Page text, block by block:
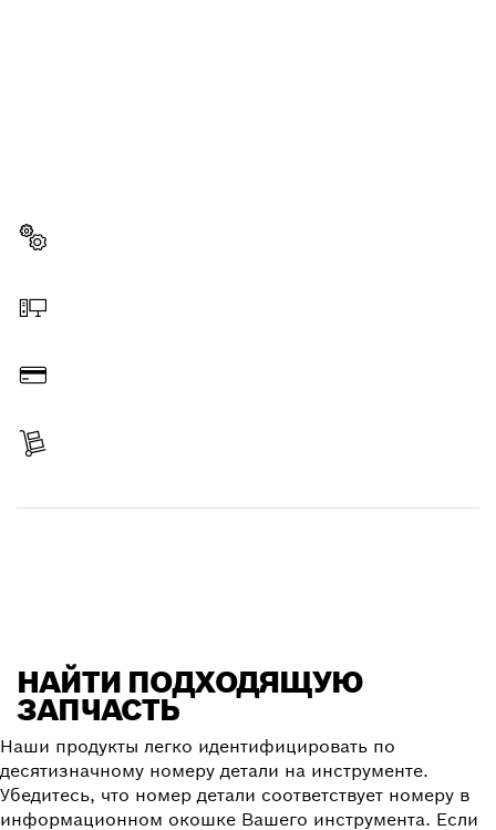
НАЙТИ ПОДХОДЯЩУЮ
ЗАПЧАСТЬ
Наши продукты легко идентифицировать по
десятизначному номеру детали на инструменте.
Убедитесь, что номер детали соответствует номеру в
информационном окошке Вашего инструмента. Если